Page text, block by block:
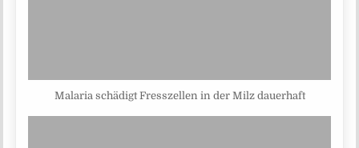
Malaria schädigt Fresszellen in der Milz dauerhaft